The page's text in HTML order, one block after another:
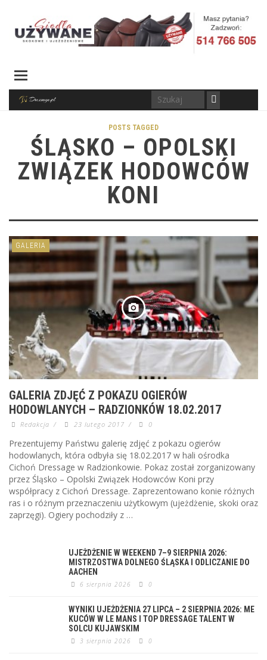
POSTS TAGGED
ŚLĄSKO – OPOLSKI
ZWIĄZEK HODOWCÓW
KONI
GALERIA
GALERIA ZDJĘĆ Z POKAZU OGIERÓW
HODOWLANYCH – RADZIONKÓW 18.02.2017
Redakcja / 23 lutego 2017 / 0
Prezentujemy Państwu galerię zdjęć z pokazu ogierów
hodowlanych, która odbyła się 18.02.2017 w hali ośrodka
Cichoń Dressage w Radzionkowie. Pokaz został zorganizowany
przez Śląsko – Opolski Związek Hodowców Koni przy
współpracy z Cichoń Dressage. Zaprezentowano konie różnych
ras i o różnym przeznaczeniu użytkowym (ujeżdżenie, skoki oraz
zaprzęgi). Ogiery pochodziły z …
UJEŻDŻENIE W WEEKEND 7–9 SIERPNIA 2026:
MISTRZOSTWA DOLNEGO ŚLĄSKA I ODLICZANIE DO
AACHEN
6 sierpnia 2026 0
WYNIKI UJEŻDŻENIA 27 LIPCA – 2 SIERPNIA 2026: ME
KUCÓW W LE MANS I TOP DRESSAGE TALENT W
SOLCU KUJAWSKIM
3 sierpnia 2026 0